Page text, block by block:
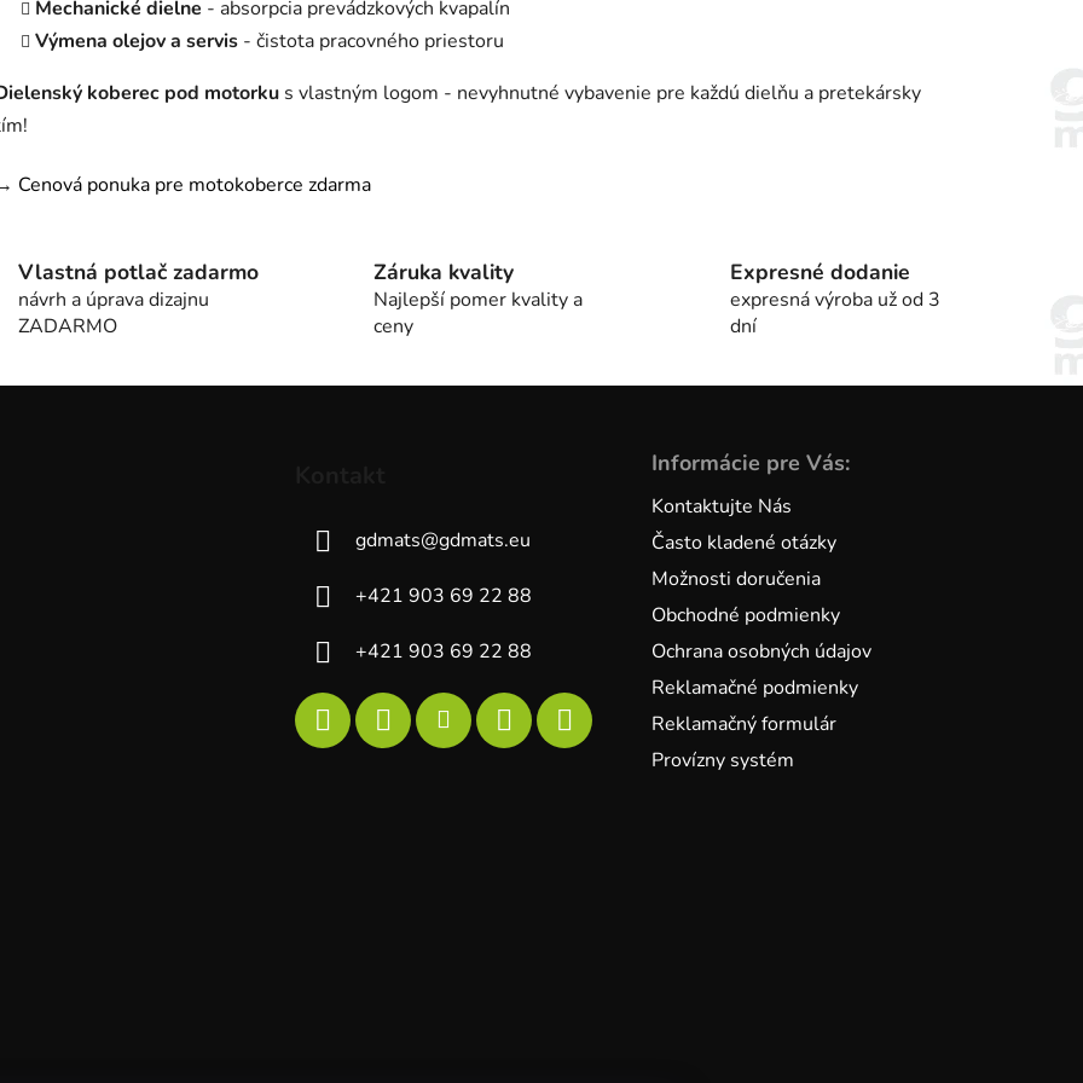
Mechanické dielne - absorpcia prevádzkových kvapalín
Výmena olejov a servis - čistota pracovného priestoru
koberec pod motorku s vlastným logom - nevyhnutné vybavenie pre každú dielňu a pretekársky
Cenová ponuka pre motokoberce zdarma
Vlastná potlač zadarmo
návrh a úprava dizajnu
ZADARMO
Záruka kvality
Najlepší pomer kvality a
ceny
Expresné dodanie
expresná výroba už od 3
dní
gdmats@gdmats.eu
+421 903 69 22 88
+421 903 69 22 88
Informácie pre Vás:
Kontaktujte Nás
Často kladené otázky
Možnosti doručenia
Obchodné podmienky
Ochrana osobných údajov
Reklamačné podmienky
Reklamačný formulár
Provízny systém